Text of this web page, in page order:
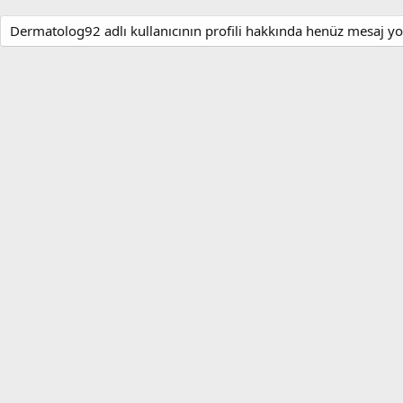
Dermatolog92 adlı kullanıcının profili hakkında henüz mesaj